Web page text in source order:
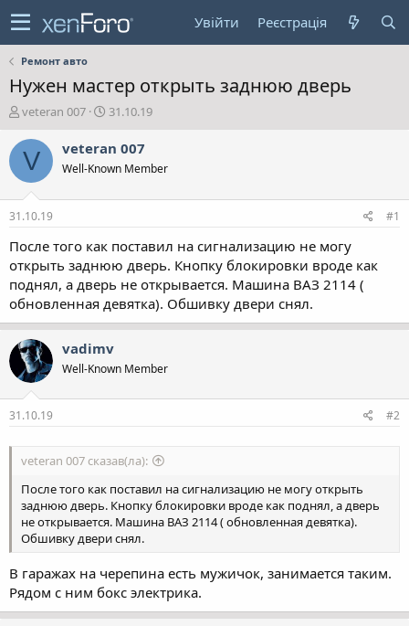
Увійти Реєстрація
Ремонт авто
Нужен мастер открыть заднюю дверь
А
т
о
р
е
м
и
veteran 007
Д
т
с
р
н
н
я
31.10.19
V veteran 007
Well-Known Member
31.10.19 #1
После того как поставил на сигнализацию не могу
открыть заднюю дверь. Кнопку блокировки вроде как
поднял, а дверь не открывается. Машина ВАЗ 2114 (
обновленная девятка). Обшивку двери снял.
vadimv
Well-Known Member
31.10.19 #2
veteran 007 сказав(ла):
После того как поставил на сигнализацию не могу открыть
заднюю дверь. Кнопку блокировки вроде как поднял, а дверь
не открывается. Машина ВАЗ 2114 ( обновленная девятка).
Обшивку двери снял.
В гаражах на черепина есть мужичок, занимается таким.
Рядом с ним бокс электрика.